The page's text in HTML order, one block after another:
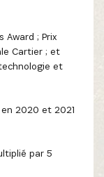
Award ; Prix
Cartier ; et
et
2020 et 2021
par 5